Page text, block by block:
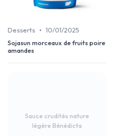
Desserts • 10/01/2025
Sojasun morceaux de fruits poire
amandes
Sauce crudités nature
légère Bénédicta